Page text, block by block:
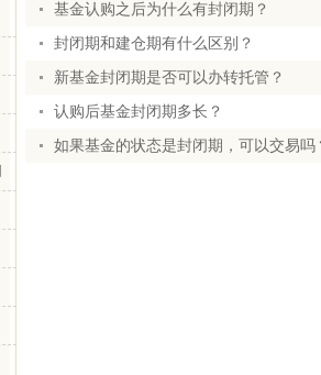
基金认购之后为什么有封闭期？
封闭期和建仓期有什么区别？
新基金封闭期是否可以办转托管？
认购后基金封闭期多长？
如果基金的状态是封闭期，可以交易吗